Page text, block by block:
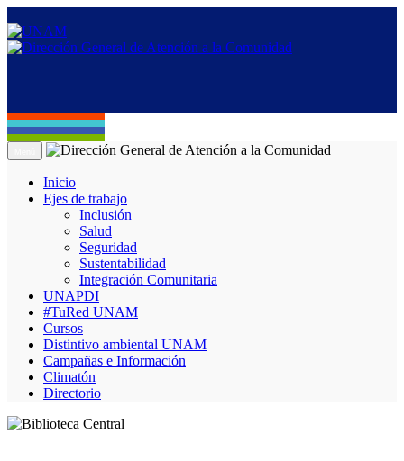
Inicio
Ejes de trabajo
Inclusión
Salud
Seguridad
Sustentabilidad
Integración Comunitaria
UNAPDI
#TuRed UNAM
Cursos
Distintivo ambiental UNAM
Campañas e Información
Climatón
Directorio